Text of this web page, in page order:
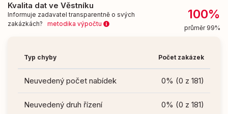
Kvalita dat ve Věstníku
Informuje zadavatel transparentně o svých
zakázkách? metodika výpočtu
100%
průměr 99%
Typ chyby Počet zakázek
Neuvedený počet nabídek 0% (0 z 181)
Neuvedený druh řízení 0% (0 z 181)